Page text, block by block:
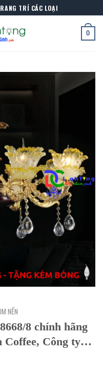
TRÍ CÁC LOẠI
0
NẾN
8 chính hãng
Coffee, Công ty…